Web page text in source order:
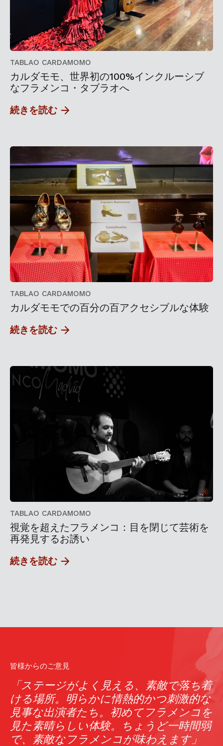
TABLAO CARDAMOMO
カルダモモ、世界初の100%インクルーシブ
なフラメンコ・タブラオへ
続きを読む
TABLAO CARDAMOMO
カルダモモでの百分の百アクセシブルな体験
続きを読む
TABLAO CARDAMOMO
視覚を超えたフラメンコ：目を閉じて芸術を
再発見するお誘い
続きを読む
皆様からのご意見
「ステージがよく見える、素敵で落ち着
ける場所。明らかに情熱的かつ刺激的な
見事な出演者たち。初めてフラメンコを
見た素晴らしい体験。ちょうど一時間弱
で、素敵なフラメンコが味わえます」